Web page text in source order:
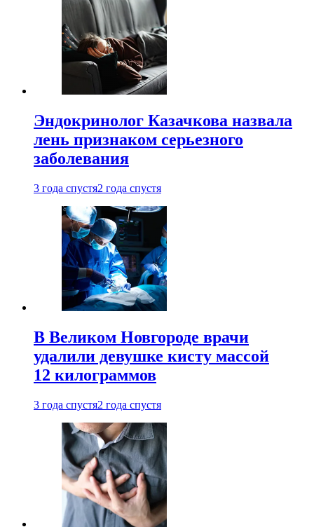
Эндокринолог Казачкова назвала
лень признаком серьезного
заболевания
3 года спустя2 года спустя
В Великом Новгороде врачи
удалили девушке кисту массой
12 килограммов
3 года спустя2 года спустя